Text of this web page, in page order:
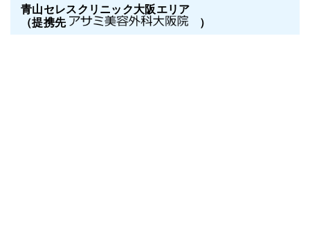
青山セレスクリニック大阪エリア
（提携先
）